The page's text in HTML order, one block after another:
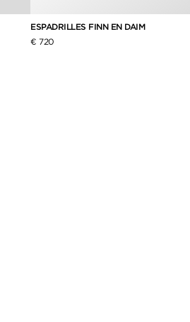
ESPADRILLES FINN EN DAIM
€ 720